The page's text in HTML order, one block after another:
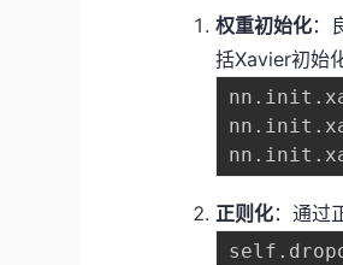
权重初始化：
括Xavier初始
nn . init .
nn . init .
nn . init .
正则化：通过
self .